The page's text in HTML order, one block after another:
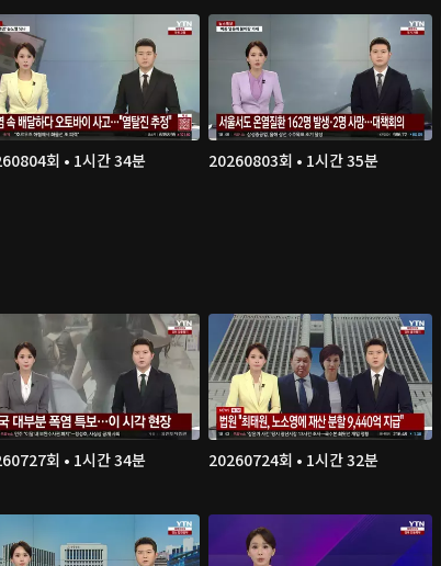
회 • 1시간 34분 20260803회 • 1시간 35분
회 • 1시간 34분 20260724회 • 1시간 32분